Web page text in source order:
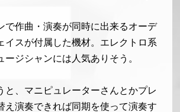
で作曲・演奏が同時に出来るオーデ
イスが付属した機材。エレクトロ系
ージシャンには人気ありそう。
と、マニピュレーターさんとかプレ
え演奏できれば同期を使って演奏す